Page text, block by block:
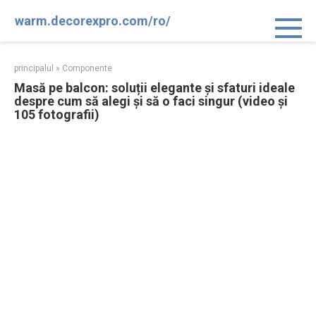
warm.decorexpro.com/ro/
principalul » Componente
Masă pe balcon: soluții elegante și sfaturi ideale
despre cum să alegi și să o faci singur (video și
105 fotografii)